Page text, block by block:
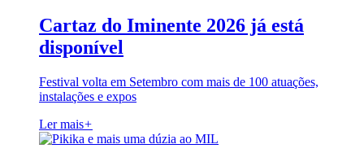
Cartaz do Iminente 2026 já está
disponível
Festival volta em Setembro com mais de 100 atuações,
instalações e expos
Ler mais+